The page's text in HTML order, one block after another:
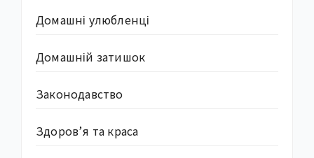
Домашні улюбленці
Домашній затишок
Законодавство
Здоров’я та краса